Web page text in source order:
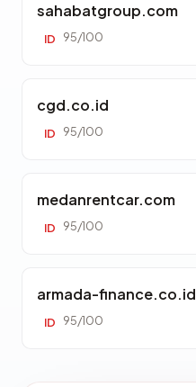
sahabatgroup.com
ID 95/100
cgd.co.id
ID 95/100
medanrentcar.com
ID 95/100
armada-finance.co.id
ID 95/100